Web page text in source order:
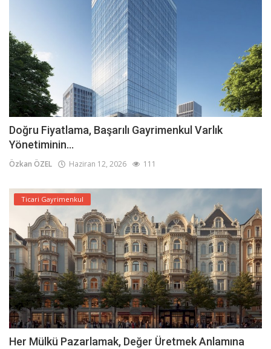
Doğru Fiyatlama, Başarılı Gayrimenkul Varlık
Yönetiminin...
Özkan ÖZEL Haziran 12, 2026 111
Ticari Gayrimenkul
Her Mülkü Pazarlamak, Değer Üretmek Anlamına